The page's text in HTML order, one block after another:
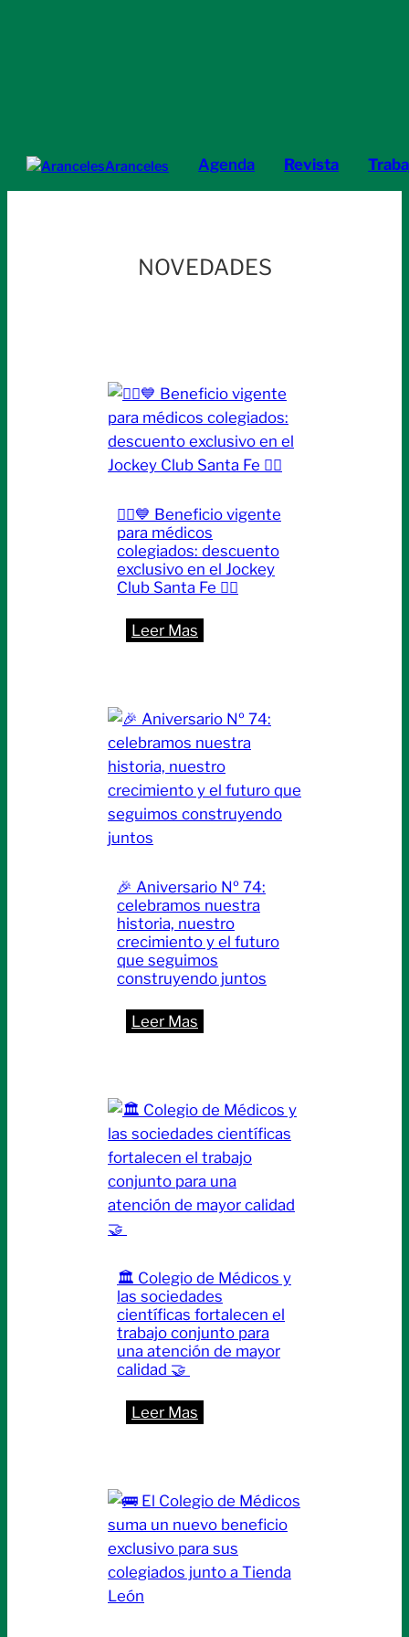
Aranceles Agenda Revista
NOVEDADES
🏃‍♂️💙 Beneficio vigente
para médicos
colegiados: descuento
exclusivo en el Jockey
Club Santa Fe 🏌️‍♀️
Leer Mas
vigente
para
médicos
colegiados:
descuento
el
Jockey
Club
Santa
Fe
🏌️‍♀️
🎉 Aniversario Nº 74:
celebramos nuestra
historia, nuestro
crecimiento y el futuro
que seguimos
construyendo juntos
Leer Mas
74:
celebramos
nuestra
historia,
nuestro
el
futuro
que
seguimos
juntos
🏛️ Colegio de Médicos y
las sociedades
científicas fortalecen el
trabajo conjunto para
una atención de mayor
calidad 🤝
Leer Mas
Médicos
y
las
sociedades